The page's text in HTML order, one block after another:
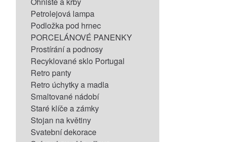
Petrolejová lampa
Podložka pod hrnec
PORCELÁNOVÉ PANENKY
Prostírání a podnosy
Recyklované sklo Portugal
Retro panty
Retro úchytky a madla
Smaltované nádobí
Staré klíče a zámky
Stojan na květiny
Svatební dekorace